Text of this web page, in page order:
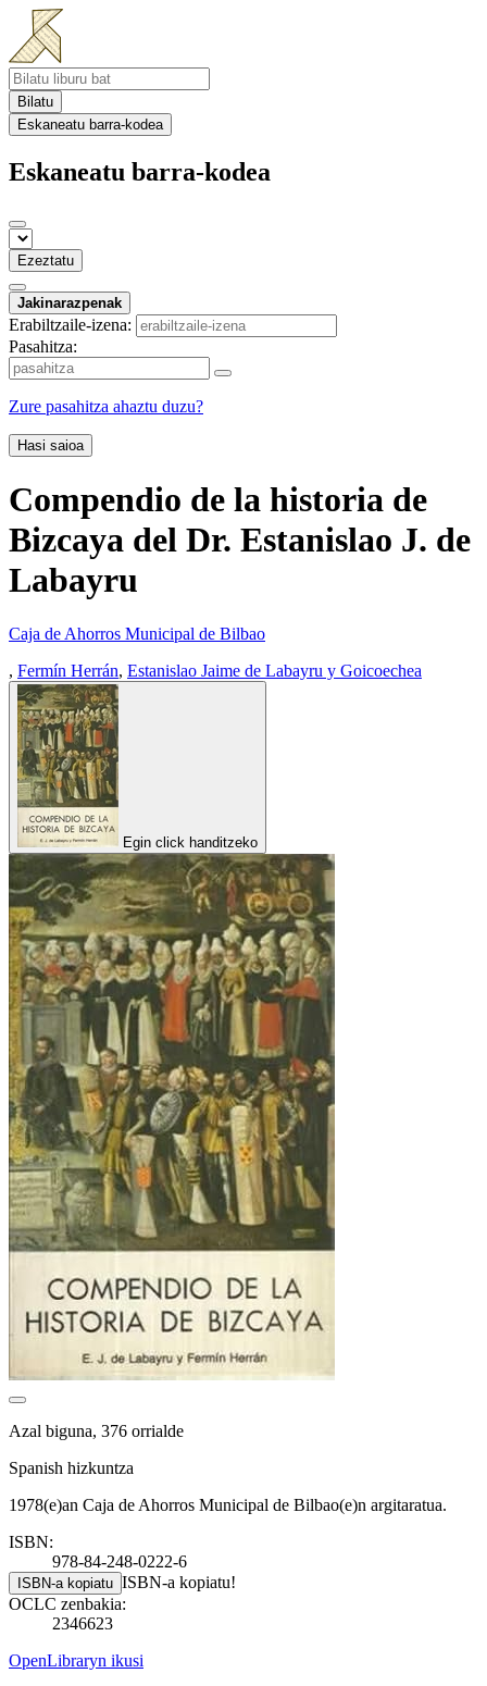
Bilatu
Eskaneatu barra-kodea
Eskaneatu barra-kodea
Ezeztatu
Jakinarazpenak
Erabiltzaile-izena:
Pasahitza:
Zure pasahitza ahaztu duzu?
Hasi saioa
Compendio de la historia de
Bizcaya del Dr. Estanislao J. de
Labayru
Caja de Ahorros Municipal de Bilbao
, Fermín Herrán, Estanislao Jaime de Labayru y Goicoechea
Egin click handitzeko
Azal biguna, 376 orrialde
Spanish hizkuntza
1978(e)an Caja de Ahorros Municipal de Bilbao(e)n argitaratua.
ISBN:
978-84-248-0222-6
ISBN-a kopiatu ISBN-a kopiatu!
OCLC zenbakia:
2346623
OpenLibraryn ikusi